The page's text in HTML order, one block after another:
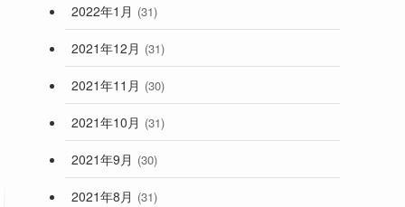
2022年1月 (31)
2021年12月 (31)
2021年11月 (30)
2021年10月 (31)
2021年9月 (30)
2021年8月 (31)